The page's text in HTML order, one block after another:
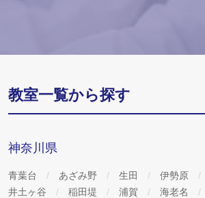
おいてグループ会社及び外部会社へ委託す
個人情報を提出されない場合、適切な学習
び事務処理について支障をきたす恐れが
6. 弊社は、ご提出いただいた個人情報に関
通知の求め、開示、内容の訂正、追加又は
教室一覧から探す
神奈川県
青葉台 あざみ野 生田 伊勢原
井土ヶ谷
稲田堤 浦賀 海老名